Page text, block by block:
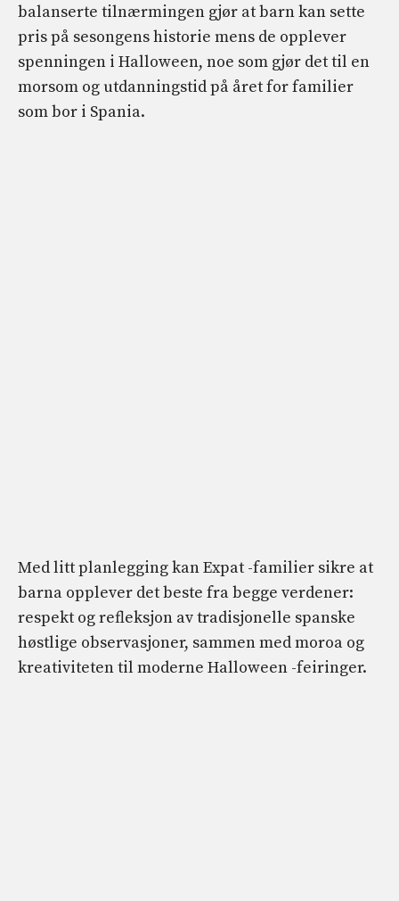
balanserte tilnærmingen gjør at barn kan sette
pris på sesongens historie mens de opplever
spenningen i Halloween, noe som gjør det til en
morsom og utdanningstid på året for familier
som bor i Spania.
Med litt planlegging kan Expat -familier sikre at
barna opplever det beste fra begge verdener:
respekt og refleksjon av tradisjonelle spanske
høstlige observasjoner, sammen med moroa og
kreativiteten til moderne Halloween -feiringer.